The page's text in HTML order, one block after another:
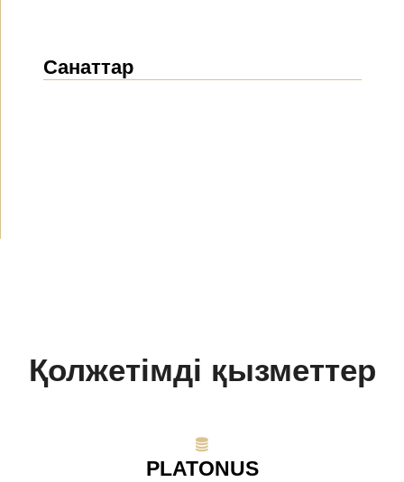
Санаттар
Қолжетімді қызметтер
PLATONUS